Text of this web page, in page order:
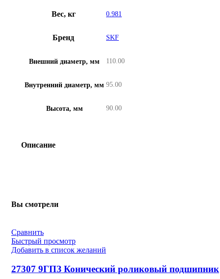
Вес, кг 0.981
Бренд SKF
Внешний диаметр, мм 110.00
Внутренний диаметр, мм 95.00
Высота, мм 90.00
Описание
Вы смотрели
Сравнить
Быстрый просмотр
Добавить в список желаний
27307 9ГПЗ Конический роликовый подшипник